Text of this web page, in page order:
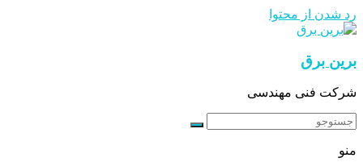
رد شدن از محتوا
برین برق
شرکت فنی مهندسی
منو